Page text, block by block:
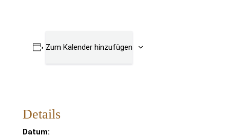
Zum Kalender hinzufügen
Details
Datum: